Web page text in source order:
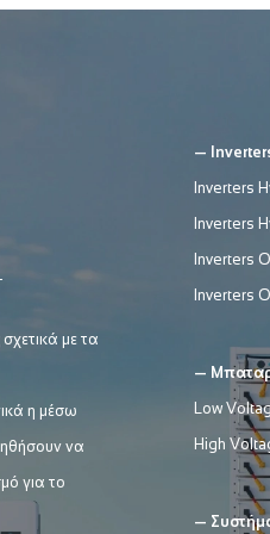
με τα
η μέσω
να
για το
—
Inverters
Inverters
Inverters
Inverters
—
Low
High
—